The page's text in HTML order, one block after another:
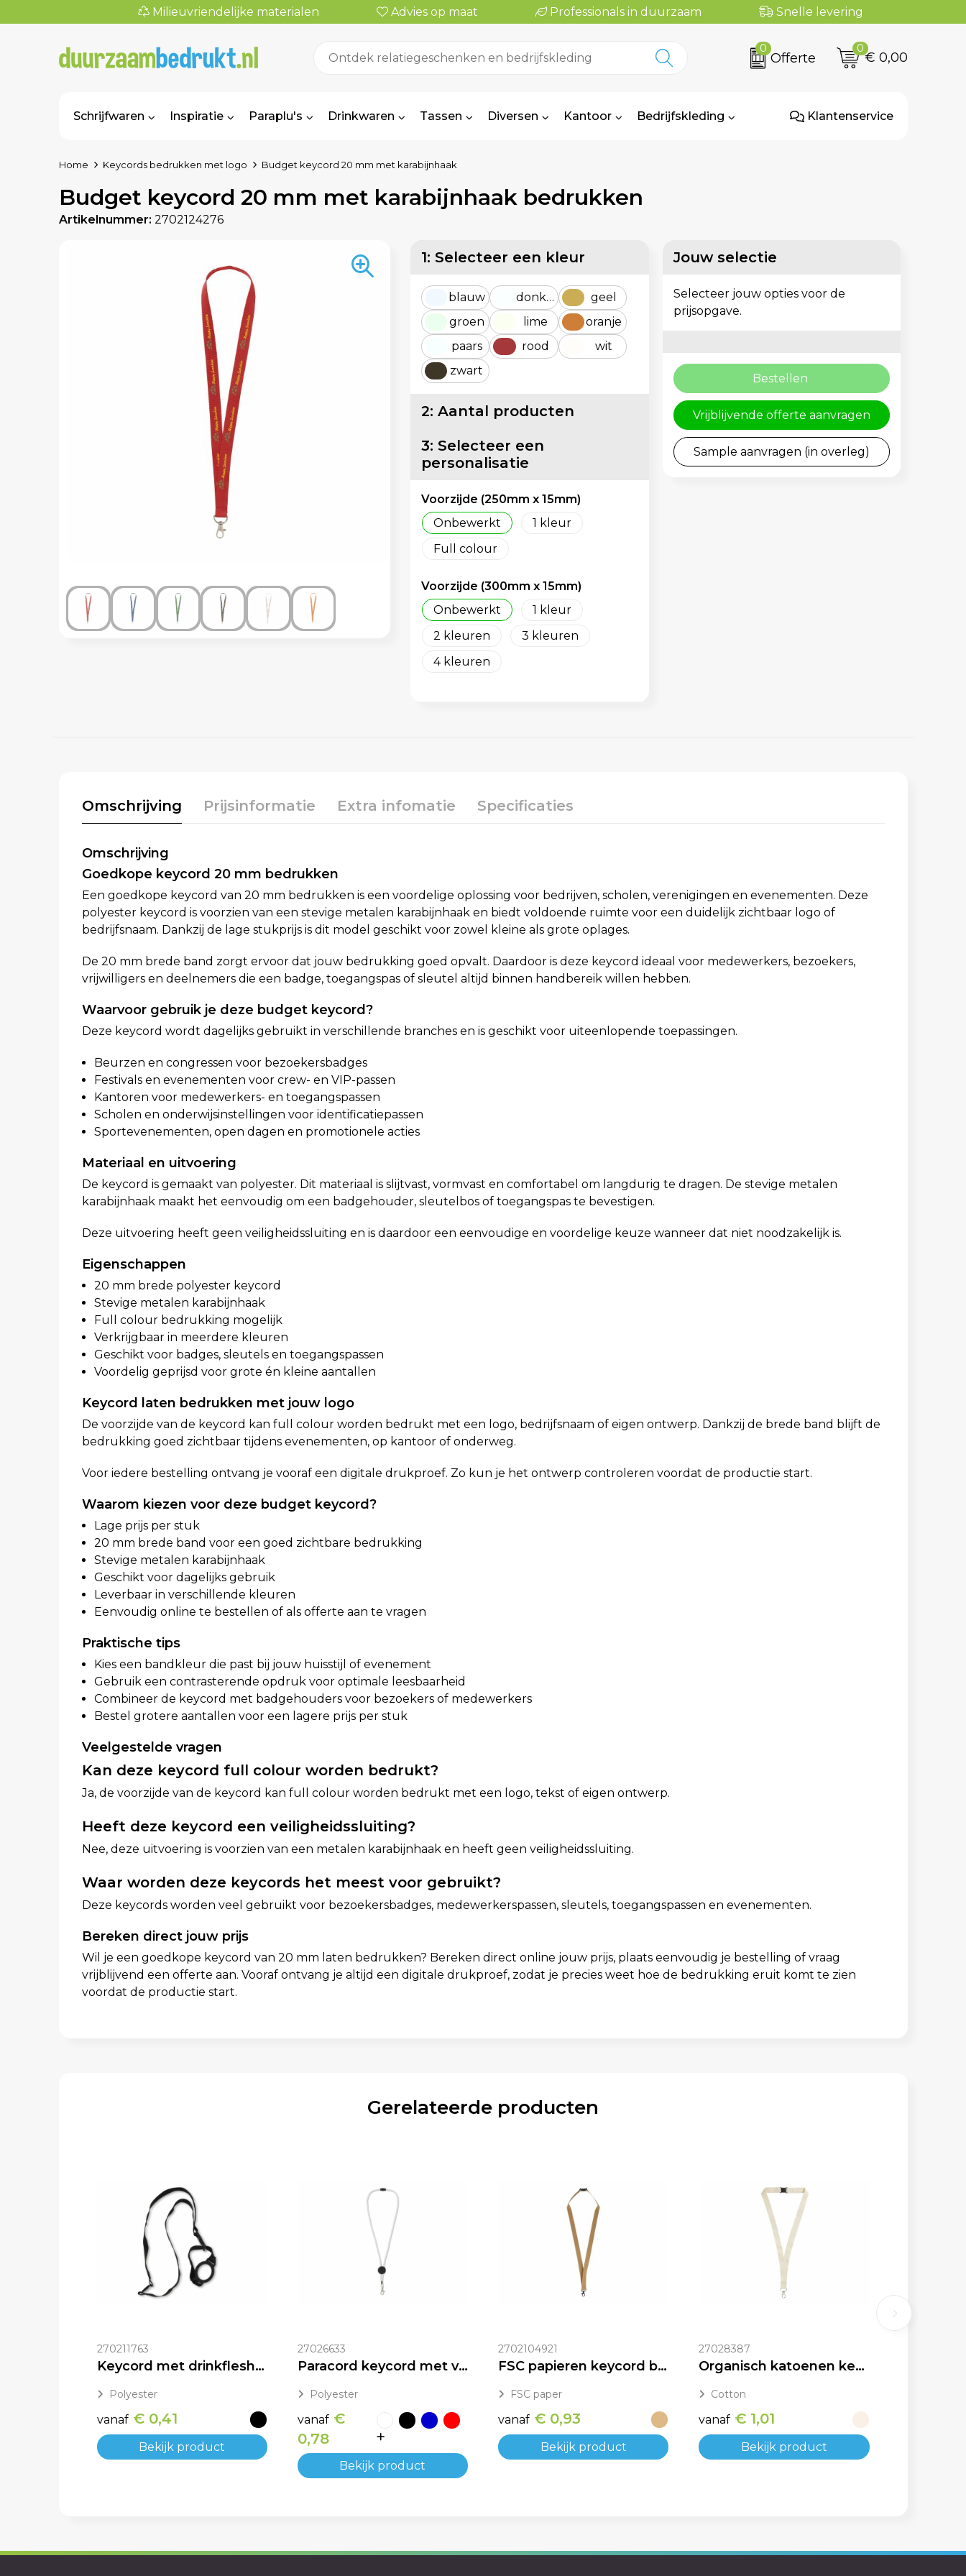
Milieuvriendelijke materialen Advies op maat Professionals in duurzaam Snelle levering
0
Offerte
0
€ 0,00
Schrijfwaren Inspiratie Paraplu's Drinkwaren Tassen Diversen Kantoor Bedrijfskleding Klantenservice
Home Keycords bedrukken met logo Budget keycord 20 mm met karabijnhaak
Budget keycord 20 mm met karabijnhaak bedrukken
Artikelnummer: 2702124276
1: Selecteer een kleur
blauw donkerblauw
geel
groen
lime
oranje
paars
rood
wit
zwart
2: Aantal producten
3: Selecteer een
personalisatie
Voorzijde (250mm x 15mm)
Onbewerkt
1
Full colour
Voorzijde (300mm x 15mm)
Onbewerkt
1
2
3
4
Jouw selectie
Selecteer jouw opties voor de
prijsopgave.
Bestellen
Vrijblijvende offerte aanvragen
Sample aanvragen (in overleg)
Omschrijving Prijsinformatie Extra infomatie Specificaties
Omschrijving
Goedkope keycord 20 mm bedrukken
Een goedkope keycord van 20 mm bedrukken is een voordelige oplossing voor bedrijven, scholen, verenigingen en evenementen. Deze
polyester keycord is voorzien van een stevige metalen karabijnhaak en biedt voldoende ruimte voor een duidelijk zichtbaar logo of
bedrijfsnaam. Dankzij de lage stukprijs is dit model geschikt voor zowel kleine als grote oplages.
De 20 mm brede band zorgt ervoor dat jouw bedrukking goed opvalt. Daardoor is deze keycord ideaal voor medewerkers, bezoekers,
vrijwilligers en deelnemers die een badge, toegangspas of sleutel altijd binnen handbereik willen hebben.
Waarvoor gebruik je deze budget keycord?
Deze keycord wordt dagelijks gebruikt in verschillende branches en is geschikt voor uiteenlopende toepassingen.
Beurzen en congressen voor bezoekersbadges
Festivals en evenementen voor crew- en VIP-passen
Kantoren voor medewerkers- en toegangspassen
Scholen en onderwijsinstellingen voor identificatiepassen
Sportevenementen, open dagen en promotionele acties
Materiaal en uitvoering
De keycord is gemaakt van polyester. Dit materiaal is slijtvast, vormvast en comfortabel om langdurig te dragen. De stevige metalen
karabijnhaak maakt het eenvoudig om een badgehouder, sleutelbos of toegangspas te bevestigen.
Deze uitvoering heeft geen veiligheidssluiting en is daardoor een eenvoudige en voordelige keuze wanneer dat niet noodzakelijk is.
Eigenschappen
20 mm brede polyester keycord
Stevige metalen karabijnhaak
Full colour bedrukking mogelijk
Verkrijgbaar in meerdere kleuren
Geschikt voor badges, sleutels en toegangspassen
Voordelig geprijsd voor grote én kleine aantallen
Keycord laten bedrukken met jouw logo
De voorzijde van de keycord kan full colour worden bedrukt met een logo, bedrijfsnaam of eigen ontwerp. Dankzij de brede band blijft de
bedrukking goed zichtbaar tijdens evenementen, op kantoor of onderweg.
Voor iedere bestelling ontvang je vooraf een digitale drukproef. Zo kun je het ontwerp controleren voordat de productie start.
Waarom kiezen voor deze budget keycord?
Lage prijs per stuk
20 mm brede band voor een goed zichtbare bedrukking
Stevige metalen karabijnhaak
Geschikt voor dagelijks gebruik
Leverbaar in verschillende kleuren
Eenvoudig online te bestellen of als offerte aan te vragen
Praktische tips
Kies een bandkleur die past bij jouw huisstijl of evenement
Gebruik een contrasterende opdruk voor optimale leesbaarheid
Combineer de keycord met badgehouders voor bezoekers of medewerkers
Bestel grotere aantallen voor een lagere prijs per stuk
Veelgestelde vragen
Kan deze keycord full colour worden bedrukt?
Ja, de voorzijde van de keycord kan full colour worden bedrukt met een logo, tekst of eigen ontwerp.
Heeft deze keycord een veiligheidssluiting?
Nee, deze uitvoering is voorzien van een metalen karabijnhaak en heeft geen veiligheidssluiting.
Waar worden deze keycords het meest voor gebruikt?
Deze keycords worden veel gebruikt voor bezoekersbadges, medewerkerspassen, sleutels, toegangspassen en evenementen.
Bereken direct jouw prijs
Wil je een goedkope keycord van 20 mm laten bedrukken? Bereken direct online jouw prijs, plaats eenvoudig je bestelling of vraag
vrijblijvend een offerte aan. Vooraf ontvang je altijd een digitale drukproef, zodat je precies weet hoe de bedrukking eruit komt te zien
voordat de productie start.
Gerelateerde producten
270211763
Keycord met drinkfleshouder bedrukken
Polyester
vanaf € 0,41
Bekijk product
27026633
Paracord keycord met verstelbaar koord bedrukken
Polyester
vanaf €
0,78
Bekijk product
2702104921
FSC papieren keycord bedrukken met logo
FSC paper
vanaf € 0,93
Bekijk product
27028387
Organisch katoenen keycord ecru bedrukken
Cotton
vanaf € 1,01
Bekijk product